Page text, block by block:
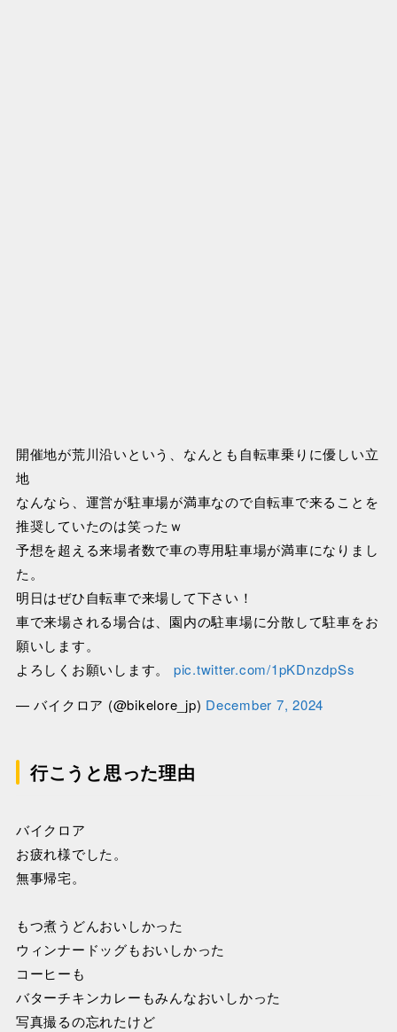
開催地が荒川沿いという、なんとも自転車乗りに優しい立
地
なんなら、運営が駐車場が満車なので自転車で来ることを
推奨していたのは笑ったｗ
予想を超える来場者数で車の専用駐車場が満車になりまし
た。
明日はぜひ自転車で来場して下さい！
車で来場される場合は、園内の駐車場に分散して駐車をお
願いします。
よろしくお願いします。 pic.twitter.com/1pKDnzdpSs
— バイクロア (@bikelore_jp) December 7, 2024
行こうと思った理由
バイクロア
お疲れ様でした。
無事帰宅。
もつ煮うどんおいしかった
ウィンナードッグもおいしかった
コーヒーも
バターチキンカレーもみんなおいしかった
写真撮るの忘れたけど